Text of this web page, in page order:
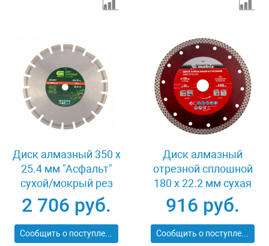
Диск алмазный 350 х
25.4 мм "Асфальт"
сухой/мокрый рез
Сибртех 731013
2 706 руб.
Сообщить о поступлении
Диск алмазный
отрезной сплошной
180 х 22.2 мм сухая
резка Matrix
Professional 73128
916 руб.
Сообщить о поступлении